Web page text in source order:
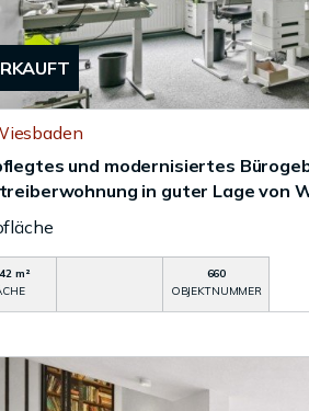
und modernisiertes
in guter Lage von
m²
660
OBJEKTNUMMER